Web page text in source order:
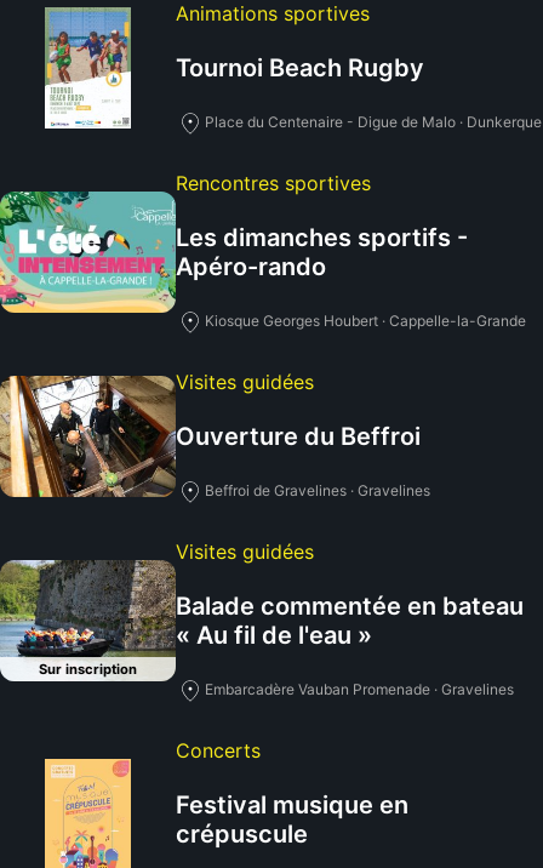
Animations sportives
Tournoi Beach Rugby
Place du Centenaire - Digue de Malo · Dunkerque
Rencontres sportives
Les dimanches sportifs -
Apéro-rando
Kiosque Georges Houbert · Cappelle-la-Grande
Visites guidées
Ouverture du Beffroi
Beffroi de Gravelines · Gravelines
Sur inscription
Visites guidées
Balade commentée en bateau
« Au fil de l'eau »
Embarcadère Vauban Promenade · Gravelines
Concerts
Festival musique en
crépuscule